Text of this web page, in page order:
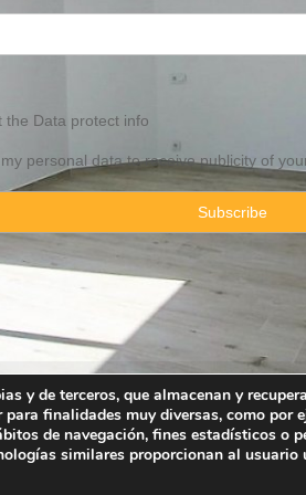
the Data protect info
personal data to receive publicity of
Consulting Spain By JadeVillas S.L.
y de terceros, que almacenan y
finalidades muy diversas, como por
de navegación, fines estadísticos o
similares proporcionan al usuario